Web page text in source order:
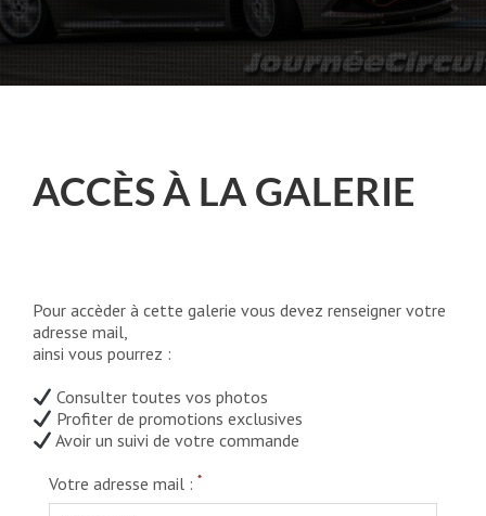
ACCÈS À LA GALERIE
Pour accèder à cette galerie vous devez renseigner votre
adresse mail,
ainsi vous pourrez :
Consulter toutes vos photos
Profiter de promotions exclusives
Avoir un suivi de votre commande
Votre adresse mail : *